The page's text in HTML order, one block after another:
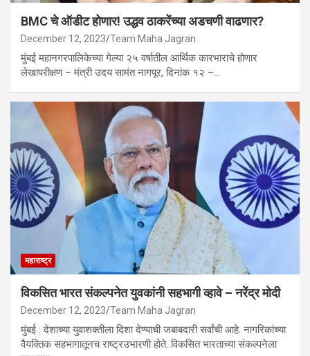
BMC चे ऑडीट होणार! उद्धव ठाकरेंच्या अडचणी वाढणार?
December 12, 2023 Team Maha Jagran
मुंबई महानगरपालिकेच्या गेल्या २५ वर्षातील आर्थिक कारभाराचे होणार
लेखापरीक्षण – मंत्री उदय सामंत नागपूर, दिनांक १२ –…
महाराष्ट्र
विकसित भारत संकल्पनेत युवकांनी सहभागी व्हावे – नरेंद्र मोदी
December 12, 2023 Team Maha Jagran
मुंबई : देशाच्या युवाशक्तीला दिशा देण्याची जबाबदारी सर्वांची आहे. नागरिकांच्या
वैयक्तिक सहभागातूनच राष्ट्रउभारणी होते. विकसित भारताच्या संकल्पनेला